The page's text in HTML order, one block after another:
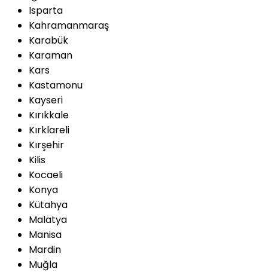
Isparta
Kahramanmaraş
Karabük
Karaman
Kars
Kastamonu
Kayseri
Kırıkkale
Kırklareli
Kırşehir
Kilis
Kocaeli
Konya
Kütahya
Malatya
Manisa
Mardin
Muğla